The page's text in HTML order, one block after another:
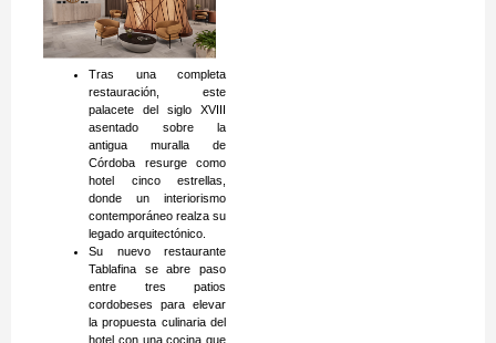
Tras una completa
restauración, este
palacete del siglo XVIII
asentado sobre la
antigua muralla de
Córdoba resurge como
hotel cinco estrellas,
donde un interiorismo
contemporáneo realza su
legado arquitectónico.
Su nuevo restaurante
Tablafina se abre paso
entre tres patios
cordobeses para elevar
la propuesta culinaria del
hotel con una cocina que